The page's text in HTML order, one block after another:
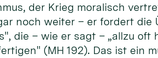
der Krieg moralisch
noch weiter – er fordert die
die – wie er sagt – „allzu oft
(MH 192). Das ist ein